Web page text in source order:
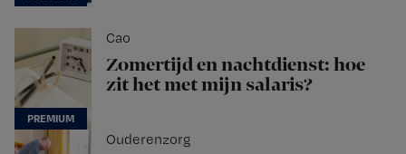
Cao
Zomertijd en nachtdienst: hoe
zit het met mijn salaris?
Ouderenzorg